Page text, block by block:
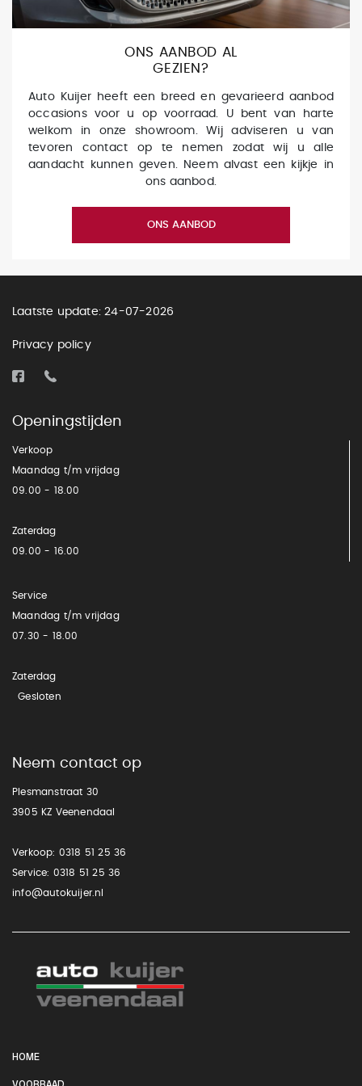
ONS AANBOD AL
GEZIEN?
Auto Kuijer heeft een breed en gevarieerd aanbod
occasions voor u op voorraad. U bent van harte
welkom in onze showroom. Wij adviseren u van
tevoren contact op te nemen zodat wij u alle
aandacht kunnen geven. Neem alvast een kijkje in
ons aanbod.
ONS AANBOD
Laatste update: 24-07-2026
Privacy policy
Openingstijden
Verkoop
Maandag t/m vrijdag
09.00 - 18.00
Zaterdag
09.00 - 16.00
Service
Maandag t/m vrijdag
07.30 - 18.00
Zaterdag
Gesloten
Neem contact op
Plesmanstraat 30
3905 KZ Veenendaal
Verkoop: 0318 51 25 36
Service: 0318 51 25 36
info@autokuijer.nl
HOME